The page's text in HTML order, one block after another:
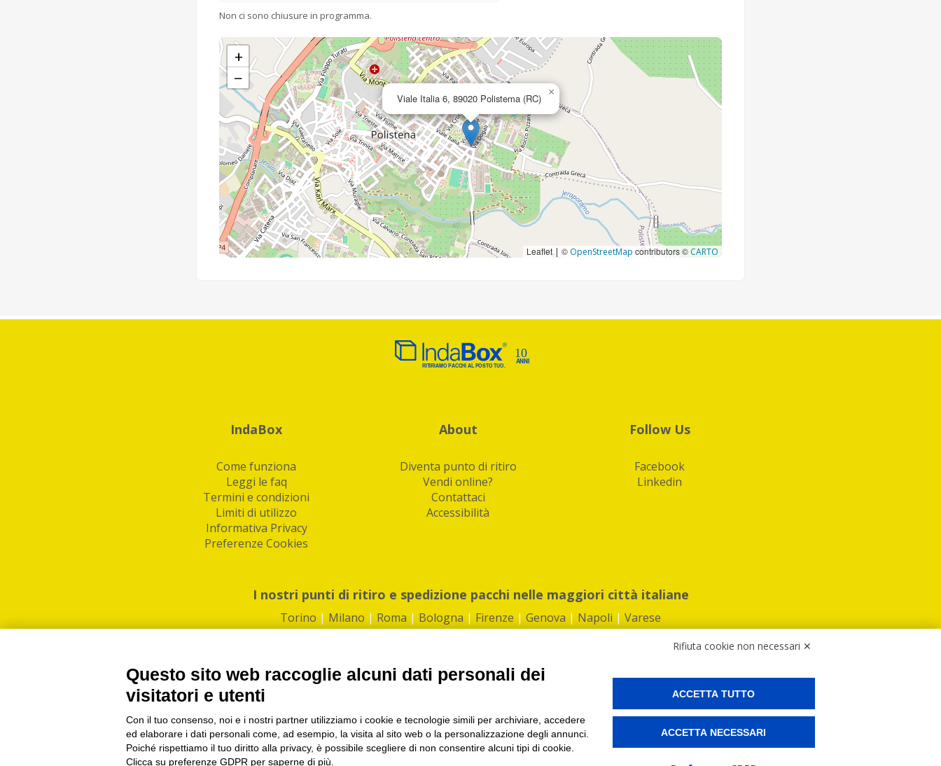
Non ci sono chiusure in programma.
Viale Italia 6, 89020 Polistema (RC) ×
+
−
Leaflet| © OpenStreetMap contributors © CARTO
IndaBox
Come funziona
Leggi le faq
Termini e condizioni
Limiti di utilizzo
Informativa Privacy
Preferenze Cookies
About
Diventa punto di ritiro
Vendi online?
Contattaci
Accessibilità
Follow Us
Facebook
Linkedin
I nostri punti di ritiro e spedizione pacchi nelle maggiori città italiane
Torino | Milano | Roma | Bologna | Firenze | Genova | Napoli | Varese
PI/CF/N°Iscr.: 10821360012 | REA: RM 1494760 | Cap.Soc.: 50.000€ |Whistleblowing|Privacy|Preferenze Cookies
IndaBox | Oltre 11.500 punti di ritiro tra Bar, Tabaccai, Edicole e Kipoint per ritirare i tuoi acquisti online e spedire i tuoi pacchi.
Rifiuta cookie non necessari ✕
Questo sito web raccoglie alcuni dati personali dei
visitatori e utenti
Con il tuo consenso, noi e i nostri partner utilizziamo i cookie e tecnologie simili per archiviare, accedere
ed elaborare i dati personali come, ad esempio, la visita al sito web o la personalizzazione degli annunci.
Poiché rispettiamo il tuo diritto alla privacy, è possibile scegliere di non consentire alcuni tipi di cookie.
Clicca su preferenze GDPR per saperne di più.
ACCETTA TUTTO
ACCETTA NECESSARI